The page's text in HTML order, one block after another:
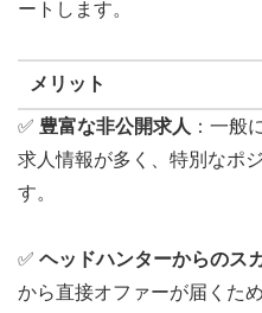
ートします。
メリット
✅ 豊富な非公開求人 ：一般
求人情報が多く、特別なポ
す。
✅ ヘッドハンターからのス
から直接オファーが届くた